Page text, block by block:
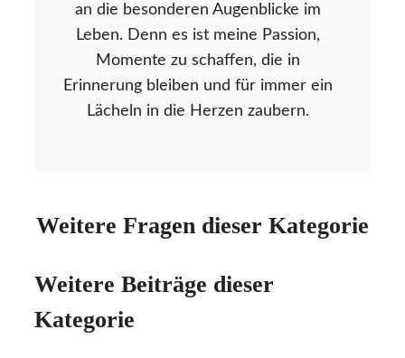
an die besonderen Augenblicke im
Leben. Denn es ist meine Passion,
Momente zu schaffen, die in
Erinnerung bleiben und für immer ein
Lächeln in die Herzen zaubern.
Weitere Fragen dieser Kategorie
Weitere Beiträge dieser
Kategorie